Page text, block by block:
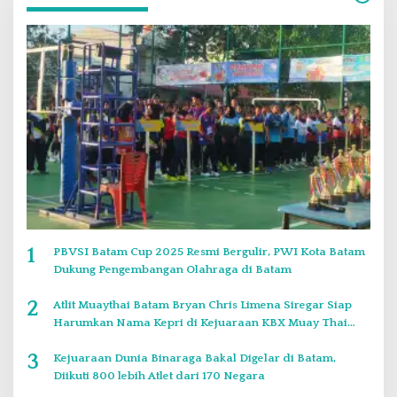
1
PBVSI Batam Cup 2025 Resmi Bergulir, PWI Kota Batam
Dukung Pengembangan Olahraga di Batam
2
Atlit Muaythai Batam Bryan Chris Limena Siregar Siap
Harumkan Nama Kepri di Kejuaraan KBX Muay Thai
3
Kejuaraan Dunia Binaraga Bakal Digelar di Batam,
Diikuti 800 lebih Atlet dari 170 Negara